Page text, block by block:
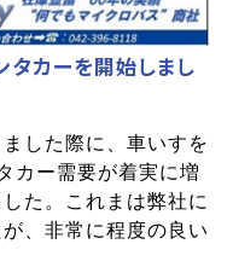
カーを開始しまし
した際に、車いすを
カー需要が着実に増
た。これまは弊社に
、非常に程度の良い